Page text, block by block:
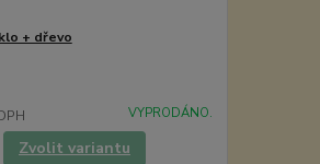
+ dřevo
VYPRODÁNO.
Zvolit variantu